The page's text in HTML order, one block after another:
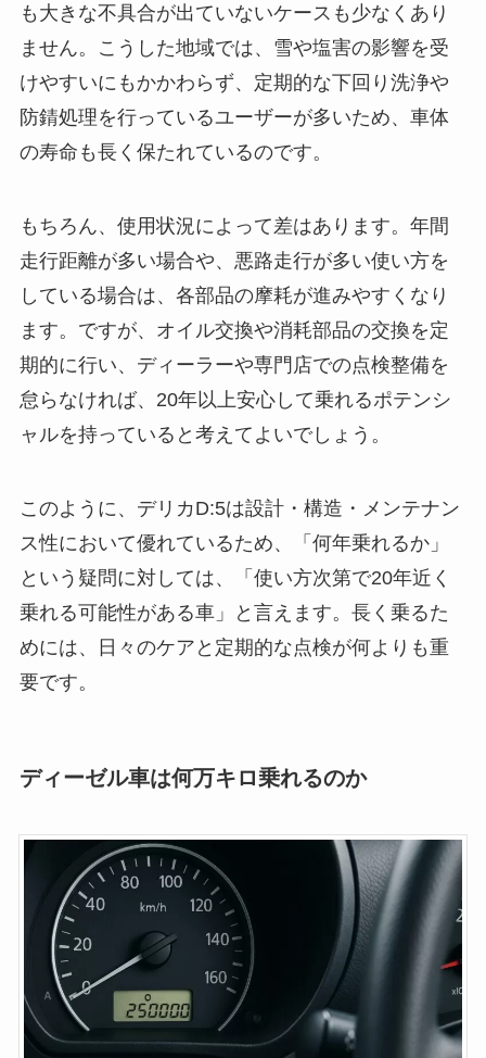
も大きな不具合が出ていないケースも少なくあり
ません。こうした地域では、雪や塩害の影響を受
けやすいにもかかわらず、定期的な下回り洗浄や
防錆処理を行っているユーザーが多いため、車体
の寿命も長く保たれているのです。
もちろん、使用状況によって差はあります。年間
走行距離が多い場合や、悪路走行が多い使い方を
している場合は、各部品の摩耗が進みやすくなり
ます。ですが、オイル交換や消耗部品の交換を定
期的に行い、ディーラーや専門店での点検整備を
怠らなければ、20年以上安心して乗れるポテンシ
ャルを持っていると考えてよいでしょう。
このように、デリカD:5は設計・構造・メンテナン
ス性において優れているため、「何年乗れるか」
という疑問に対しては、「使い方次第で20年近く
乗れる可能性がある車」と言えます。長く乗るた
めには、日々のケアと定期的な点検が何よりも重
要です。
ディーゼル車は何万キロ乗れるのか